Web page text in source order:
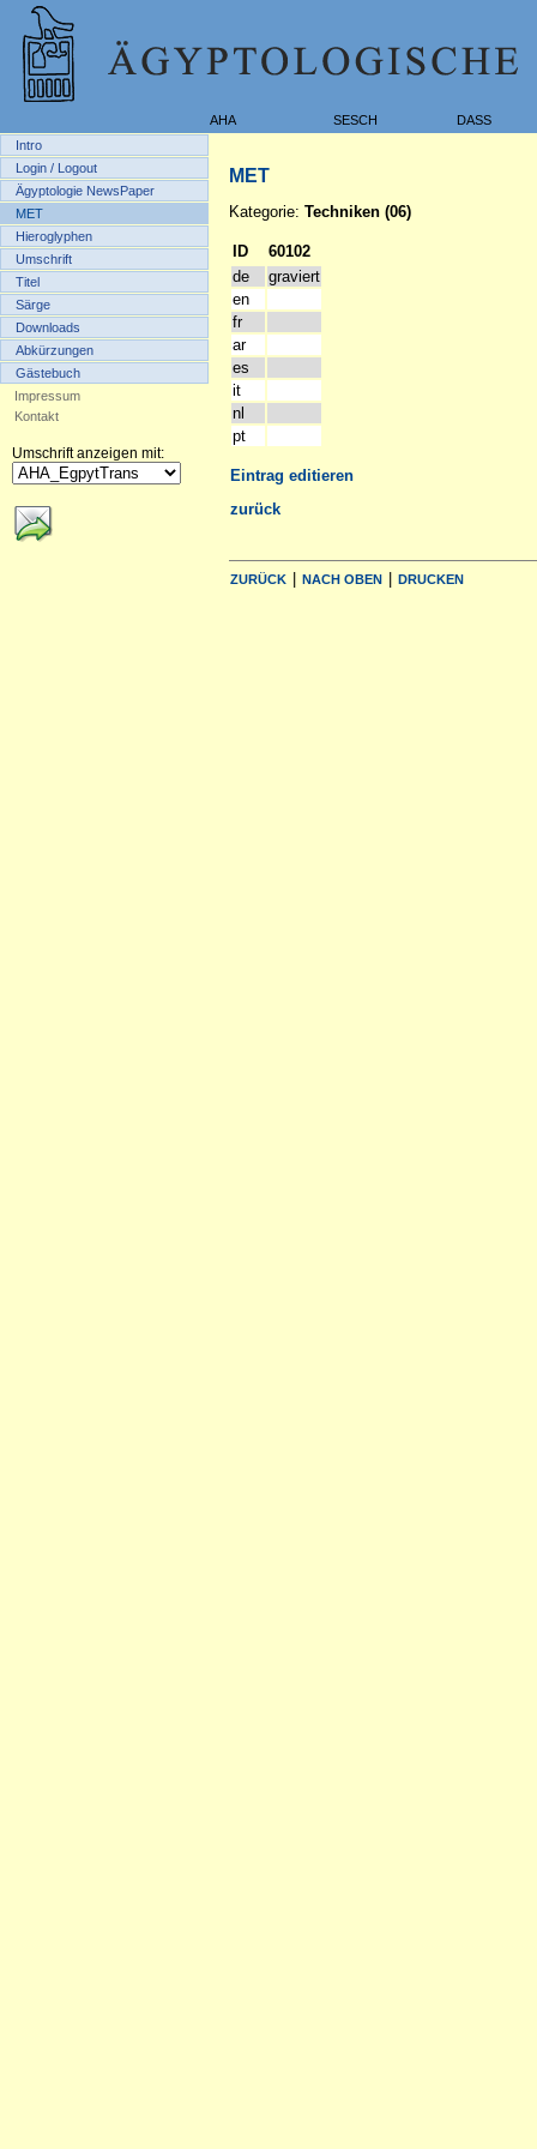
AHA SESCH
DASS
Intro
Login / Logout
Ägyptologie NewsPaper
MET
Hieroglyphen
Umschrift
Titel
Särge
Downloads
Abkürzungen
Gästebuch
Impressum
Kontakt
Umschrift anzeigen mit:
MET
Kategorie: Techniken (06)
ID
60102
de
graviert
en
fr
ar
es
it
nl
pt
Eintrag editieren
zurück
ZURÜCK | NACH OBEN | DRUCKEN